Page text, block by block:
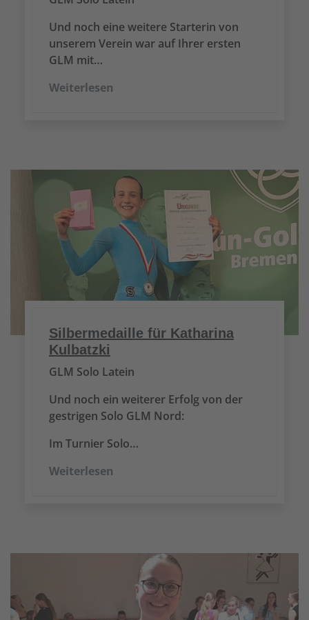
Und noch eine weitere Starterin von
unserem Verein war auf Ihrer ersten
GLM mit…
Weiterlesen
Silbermedaille für Katharina
Kulbatzki
GLM Solo Latein
Und noch ein weiterer Erfolg von der
gestrigen Solo GLM Nord:
Im Turnier Solo…
Weiterlesen